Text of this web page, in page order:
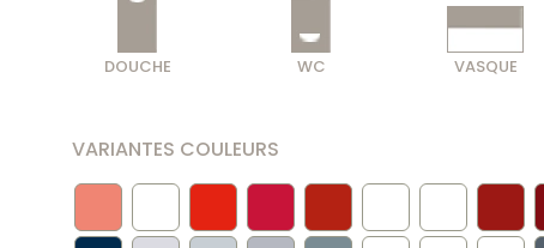
DOUCHE WC VASQUE
VARIANTES COULEURS